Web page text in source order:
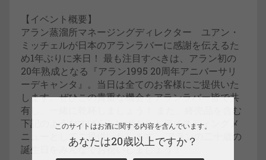
【イベント概要】
アラン蒸溜所マネージングディレクター ユアン・
ミッチェルが日本のアランラバーに感謝を伝えるた
め1年ぶりに来日！ 最も注目すべきは、アラン初の
20年熟成となる『アラン1995 20周年アニバーサリ
ーデキャンタ』。当日は全てのお客様にご提供いた
します。ぜひこの貴重な機会をアランラバー皆で共
有し、一緒に乾杯しましょう！ また、終売品を含む
下記のようなすばらしいボトルもテイスティングメ
ニューとしてご提供いたします。 アランの二十歳の
誕生日をみんなでお祝いしましょう！
このサイトはお酒に関する内容を含んでいます。
あなたは20歳以上ですか？